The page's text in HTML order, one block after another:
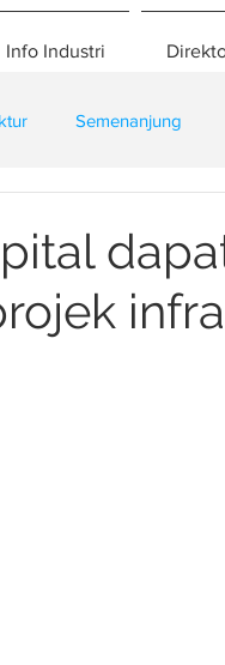
Info Industri
Semenanjung